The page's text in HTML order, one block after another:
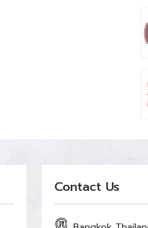
Contact Us